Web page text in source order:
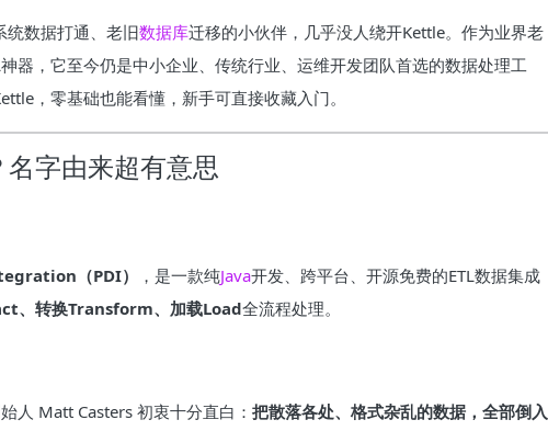
统数据打通、老旧数据库迁移的小伙伴，几乎没人绕开Kettle。作为业界老
器，它至今仍是中小企业、传统行业、运维开发团队首选的数据处理工
，零基础也能看懂，新手可直接收藏入门。
字由来超有意思
（PDI） ，是一款纯Java开发、跨平台、开源免费的ETL数据集成
、转换Transform、加载Load全流程处理。
人 Matt Casters 初衷十分直白： 把散落各处、格式杂乱的数据，全部倒入